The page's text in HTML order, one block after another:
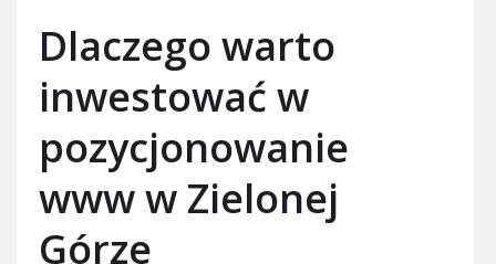
Dlaczego warto
inwestować w
pozycjonowanie
www w Zielonej
Górze